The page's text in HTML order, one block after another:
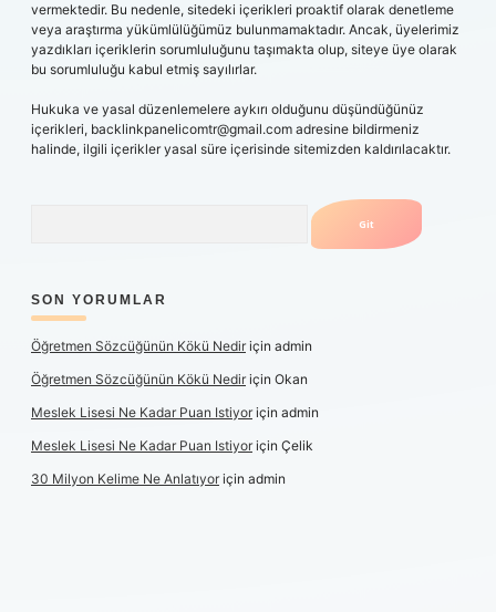
vermektedir. Bu nedenle, sitedeki içerikleri proaktif olarak denetleme
veya araştırma yükümlülüğümüz bulunmamaktadır. Ancak, üyelerimiz
yazdıkları içeriklerin sorumluluğunu taşımakta olup, siteye üye olarak
bu sorumluluğu kabul etmiş sayılırlar.
Hukuka ve yasal düzenlemelere aykırı olduğunu düşündüğünüz
içerikleri, backlinkpanelicomtr@gmail.com adresine bildirmeniz
halinde, ilgili içerikler yasal süre içerisinde sitemizden kaldırılacaktır.
SON YORUMLAR
Öğretmen Sözcüğünün Kökü Nediriçin admin
Öğretmen Sözcüğünün Kökü Nediriçin Okan
Meslek Lisesi Ne Kadar Puan Istiyoriçin admin
Meslek Lisesi Ne Kadar Puan Istiyoriçin Çelik
30 Milyon Kelime Ne Anlatıyoriçin admin